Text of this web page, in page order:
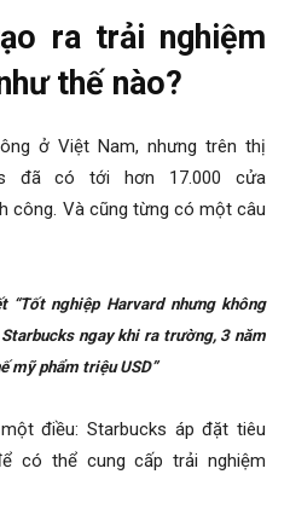
ra trải nghiệm
thế nào?
ở Việt Nam, nhưng trên thị
đã có tới hơn 17.000 cửa
công. Và cũng từng có một câu
nghiệp Harvard nhưng không
ngay khi ra trường, 3 năm
mỹ phẩm triệu USD”
điều: Starbucks áp đặt tiêu
có thể cung cấp trải nghiệm